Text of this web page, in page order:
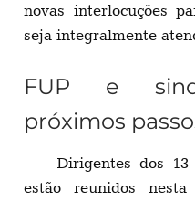
novas interlocuções
seja integralmente
FUP e
próximos
Dirigentes dos
estão reunidos